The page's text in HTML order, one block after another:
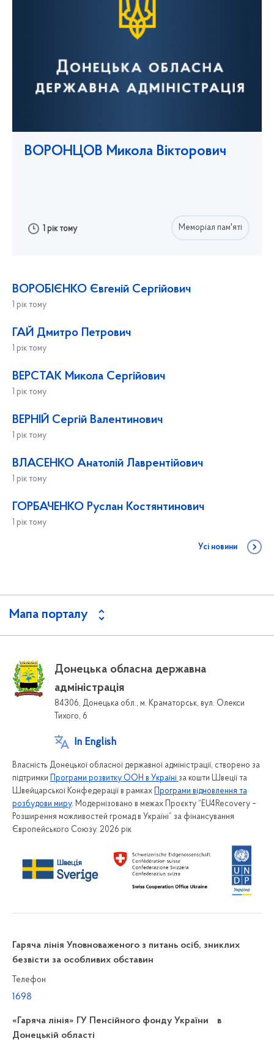
ВОРОНЦОВ Микола Вікторович
1 рік тому Меморіал пам'яті
ВОРОБІЄНКО Євгеній Сергійович
1 рік тому
ГАЙ Дмитро Петрович
1 рік тому
ВЕРСТАК Микола Сергійович
1 рік тому
ВЕРНІЙ Сергій Валентинович
1 рік тому
ВЛАСЕНКО Анатолій Лаврентійович
1 рік тому
ГОРБАЧЕНКО Руслан Костянтинович
1 рік тому
Усі новини
Мапа порталу
Донецька обласна державна
адміністрація
84306, Донецька обл., м. Краматорськ, вул. Олекси
Тихого, 6
In English
Власність Донецької обласної державної адміністрації, створено за
підтримки Програми розвитку ООН в Україні за кошти Швеції та
Швейцарської Конфедерації в рамках Програми відновлення та
розбудови миру. Модернізовано в межах Проєкту “EU4Recovery –
Розширення можливостей громад в Україні” за фінансування
Європейського Союзу. 2026 рік
Гаряча лінія Уповноваженого з питань осіб, зниклих
безвісти за особливих обставин
Телефон
1698
«Гаряча лінія» ГУ Пенсійного фонду України в
Донецькій області